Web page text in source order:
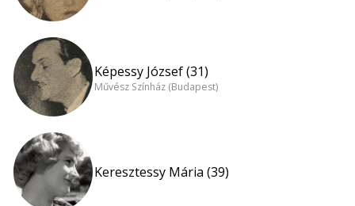
Képessy József (31)
Művész Színház (Budapest)
Keresztessy Mária (39)